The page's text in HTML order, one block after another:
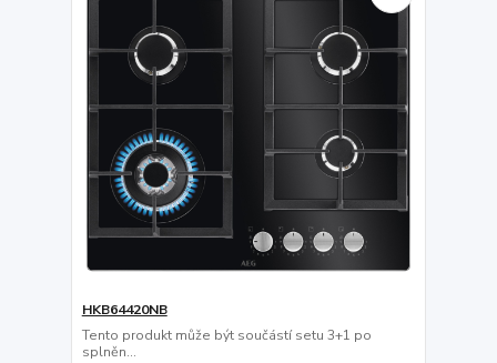
HKB64420NB
Tento produkt může být součástí setu 3+1 po
splněn...